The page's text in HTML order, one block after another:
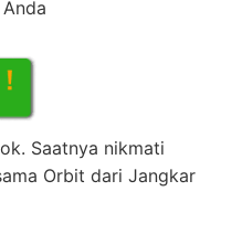
Saatnya nikmati
Orbit dari Jangkar